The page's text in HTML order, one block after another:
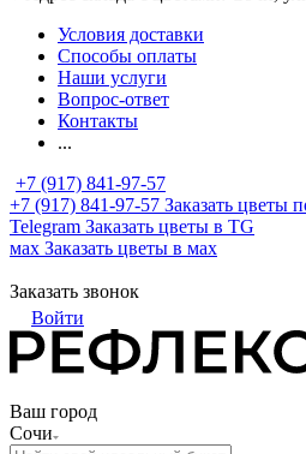
Условия доставки
Способы оплаты
Наши услуги
Вопрос-ответ
Контакты
...
+7 (917) 841-97-57
+7 (917) 841-97-57 Заказать цветы
Telegram Заказать цветы в TG
мах Заказать цветы в мах
Заказать звонок
Войти
Ваш город
Сочи